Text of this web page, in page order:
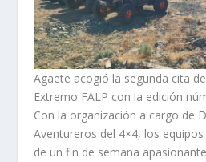
Agaete acogió la segunda cita
Extremo FALP con la edición
Con la organización a cargo de
Aventureros del 4×4, los
de un fin de semana